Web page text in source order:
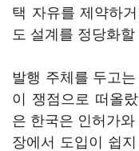
택 자유를 제약하
도 설계를 정당화
발행 주체를 두고
이 쟁점으로 떠올
은 한국은 인허가
장에서 도입이 쉽